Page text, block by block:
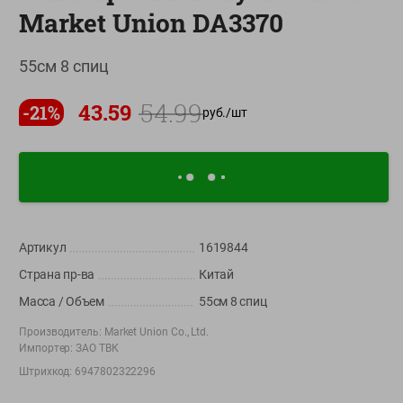
О сервисе
Настройки файлов cookie
Приложение Green c
AppGallery
+375 44 560-60-61
Время работы Call-центра: Пн.- Пт. с 09.00 до 17.00, СБ, ВС -
shop@green-market.by
Пишите нам свои вопросы, предложения и комментарии
Market Union DA3370
55см 8 спиц
-21% 43.59 54.99руб./шт
Артикул
1619844
Страна пр-ва
Китай
Масса / Объем
55см 8 спиц
Производитель: Market Union Co., Ltd.
Импортер: ЗАО ТВК
Штрихкод: 6947802322296